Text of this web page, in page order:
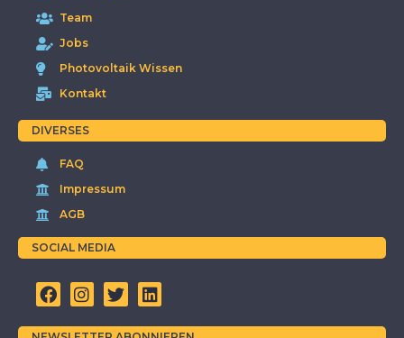
Team
Jobs
Photovoltaik Wissen
Kontakt
DIVERSES
FAQ
Impressum
AGB
SOCIAL MEDIA